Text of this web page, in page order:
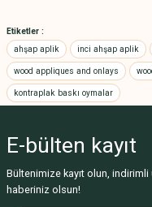
yetersiz gördüğünüz
iletebilirsiniz.
Görüş ve önerileriniz için
Ürün resmi kalitesiz,
Ürün bilgilerinde hatalar
Ürün fiyatı diğer
Bu ürüne benzer farklı
Etiketler :
ahşap aplik
inci ahşap aplik
wood appliques and onlays
kontraplak baskı oymalar
E-bülten kayıt
Bültenimize kayıt olun,
haberiniz olsun!